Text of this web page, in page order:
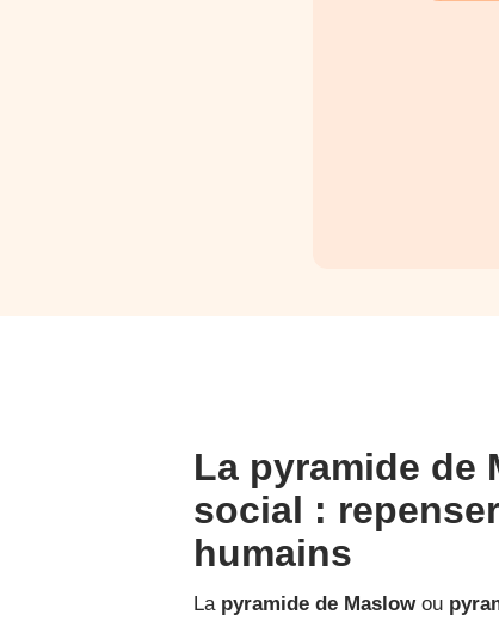
La pyramide de
social :
humains
Lapyramide de Maslowou